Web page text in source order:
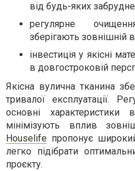
від будь-яких
регулярне
зберігають зовнішній
інвестиція у якісні
в довгостроковій
Якісна вулична тканина
тривалої експлуатації.
основні характеристики
мінімізують вплив
Houselife пропонує
легко підібрати
проєкту.